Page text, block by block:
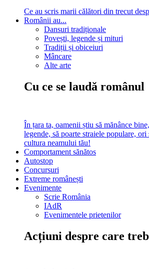
Ce au scris marii călători din trecut
Românii au...
Dansuri tradiționale
Povești, legende și mituri
Tradiții și obiceiuri
Mâncare
Alte arte
Cu ce se laudă românul
În țara ta, oamenii știu să mănânce
legende, să poarte straiele populare, ori
cultura neamului tău!
Comportament sănătos
Autostop
Concursuri
Extreme românești
Evenimente
Scrie România
IAdR
Evenimentele prietenilor
Acțiuni despre care